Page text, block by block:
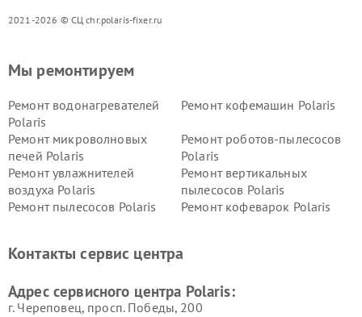
2021-2026 © СЦ chr.polaris-fixer.ru
Мы ремонтируем
Ремонт водонагревателей
Polaris
Ремонт кофемашин Polaris
Ремонт микроволновых
печей Polaris
Ремонт роботов-пылесосов
Polaris
Ремонт увлажнителей
воздуха Polaris
Ремонт вертикальных
пылесосов Polaris
Ремонт пылесосов Polaris
Ремонт кофеварок Polaris
Контакты сервис центра
Адрес сервисного центра Polaris:
г. Череповец, просп. Победы, 200